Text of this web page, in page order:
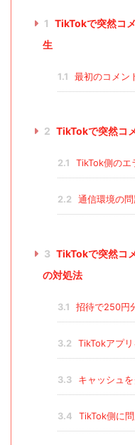
1 TikTokで突然コ
生
1.1 最初のコメン
2 TikTokで突然コ
2.1 TikTok側のエ
2.2 通信環境の問
3 TikTokで突然コ
の対処法
3.1 招待で250円
3.2 TikTokアプ
3.3 キャッシュ
3.4 TikTok側に